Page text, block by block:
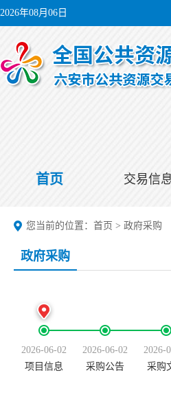
2026年08月06日
首页 交易信
您当前的位置： 首页 > 政府采购
政府采购
2026-06-02
项目信息
2026-06-02
采购公告
2026-
采购